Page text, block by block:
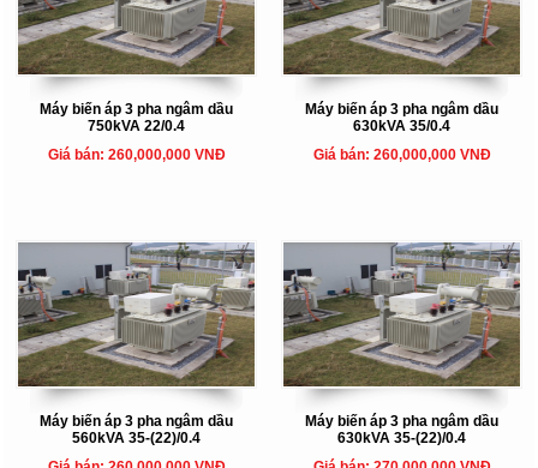
Máy biến áp 3 pha ngâm dầu
750kVA 22/0.4
Giá bán: 260,000,000 VNĐ
Máy biến áp 3 pha ngâm dầu
630kVA 35/0.4
Giá bán: 260,000,000 VNĐ
Máy biến áp 3 pha ngâm dầu
560kVA 35-(22)/0.4
Máy biến áp 3 pha ngâm dầu
630kVA 35-(22)/0.4